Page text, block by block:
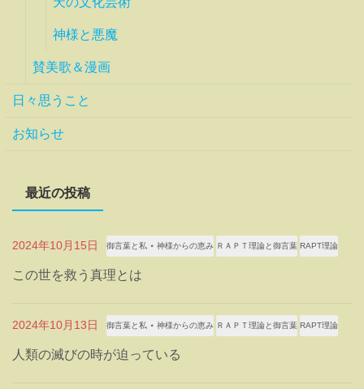
神様と悪魔
賛美歌＆漫画
日々思うこと
お知らせ
最近の投稿
2024年10月15日 御言葉と私 ⋆ 神様からの恵み ＲＡＰＴ理論と御言葉 RAPT理論
この世を救う真理とは
2024年10月13日 御言葉と私 ⋆ 神様からの恵み ＲＡＰＴ理論と御言葉 RAPT理論
人類の滅びの時が迫っている